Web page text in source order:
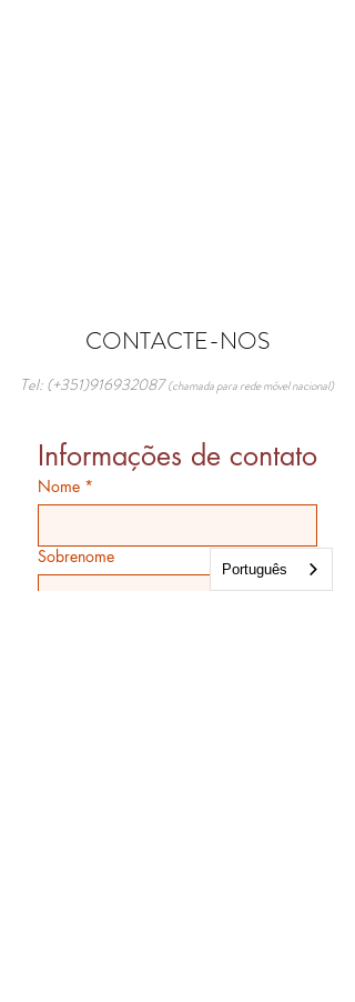
CONTACTE-NOS
Tel: (+351)916932087(chamada para rede móvel nacional)
Informações de contato
Nome *
Sobrenome
Português